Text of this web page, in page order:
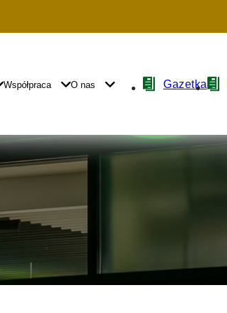
Współpraca O nas
NawigacjaGazetka